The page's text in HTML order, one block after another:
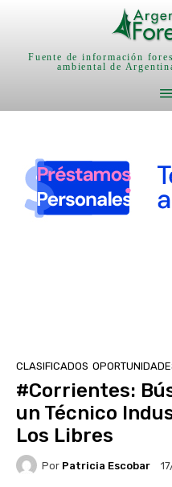
Fuente de información
ambiental de
CLASIFICADOS
#Corrientes:
un Técnico
Los Libres
Por Patricia Escobar